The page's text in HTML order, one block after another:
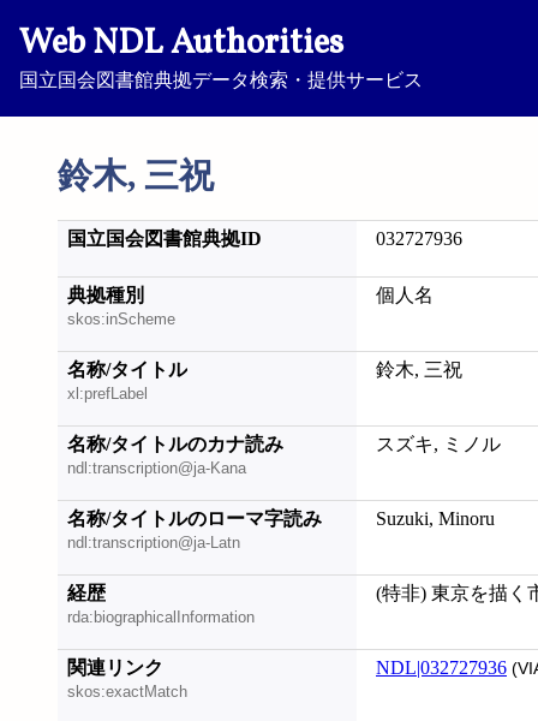
Web NDL Authorities
国立国会図書館典拠データ検索・提供サービス
鈴木, 三祝
国立国会図書館典拠ID 032727936
典拠種別
skos:inScheme
個人名
名称/タイトル
xl:prefLabel
鈴木, 三祝
名称/タイトルのカナ読み
ndl:transcription@ja-Kana
スズキ, ミノル
名称/タイトルのローマ字読み
ndl:transcription@ja-Latn
Suzuki, Minoru
経歴
rda:biographicalInformation
(特非) 東京を描く
関連リンク
skos:exactMatch
NDL|032727936